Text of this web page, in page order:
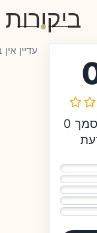
ביקורות
נכתב על סמך 0
עדיין